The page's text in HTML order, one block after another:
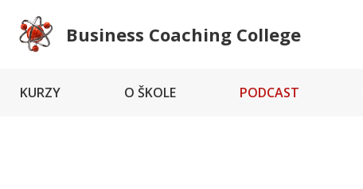
Business Coaching College
KURZY O ŠKOLE PODCAST